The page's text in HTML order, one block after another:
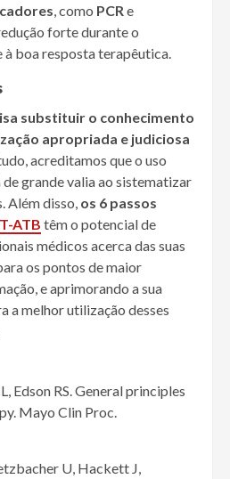
, como PCR e
forte durante o
boa resposta terapêutica.
substituir o conhecimento
apropriada e judiciosa
acreditamos que o uso
grande valia ao sistematizar
Além disso, os 6 passos
ATB têm o potencial de
médicos acerca das suas
os pontos de maior
e aprimorando a sua
a melhor utilização desses
Edson RS. General principles
Mayo Clin Proc.
U, Hackett J,